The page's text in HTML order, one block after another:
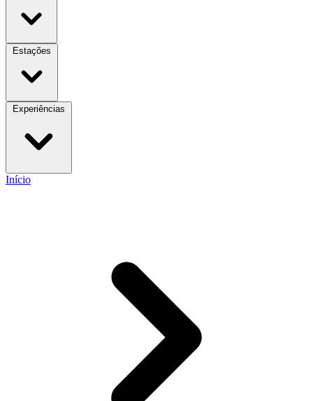
Estações
Experiências
Início